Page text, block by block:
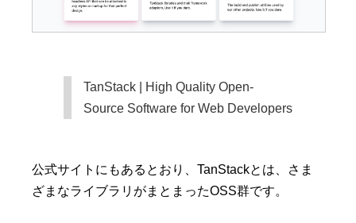
TanStack | High Quality Open-
Source Software for Web Developers
公式サイトにもあるとおり、TanStackとは、さま
ざまなライブラリがまとまったOSS群です。